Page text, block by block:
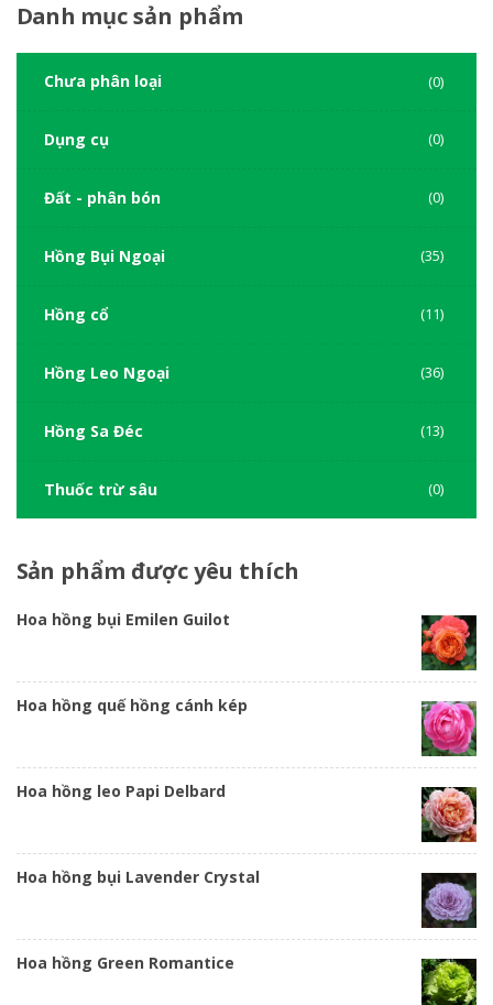
Danh mục sản phẩm
Chưa phân loại (0)
Dụng cụ (0)
Đất - phân bón (0)
Hồng Bụi Ngoại (35)
Hồng cổ (11)
Hồng Leo Ngoại (36)
Hồng Sa Đéc (13)
Thuốc trừ sâu (0)
Sản phẩm được yêu thích
Hoa hồng bụi Emilen Guilot
Hoa hồng quế hồng cánh kép
Hoa hồng leo Papi Delbard
Hoa hồng bụi Lavender Crystal
Hoa hồng Green Romantice